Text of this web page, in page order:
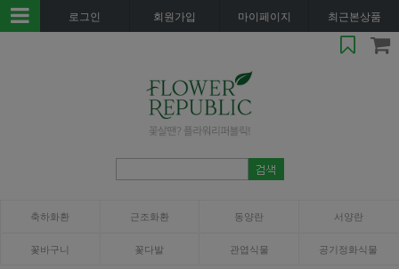
로그인 회원가입 마이페이지 최근본상품
축하화환 근조화환 동양란 서양란
꽃바구니 꽃다발 관엽식물 공기정화식물